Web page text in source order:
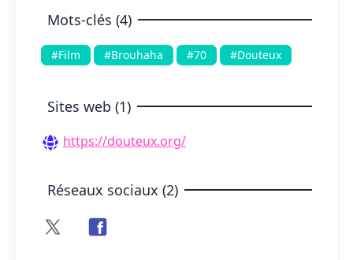
Mots-clés (4)
#Film #Brouhaha #70 #Douteux
Sites web (1)
https://douteux.org/
Réseaux sociaux (2)